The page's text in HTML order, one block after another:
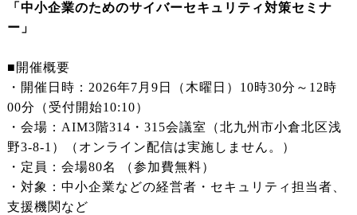
「中小企業のためのサイバーセキュリティ対策セミナ
ー」
■開催概要
・開催日時：2026年7月9日（木曜日）10時30分～12時
00分（受付開始10:10）
・会場：AIM3階314・315会議室（北九州市小倉北区浅
野3-8-1）（オンライン配信は実施しません。）
・定員：会場80名 （参加費無料）
・対象：中小企業などの経営者・セキュリティ担当者、
支援機関など